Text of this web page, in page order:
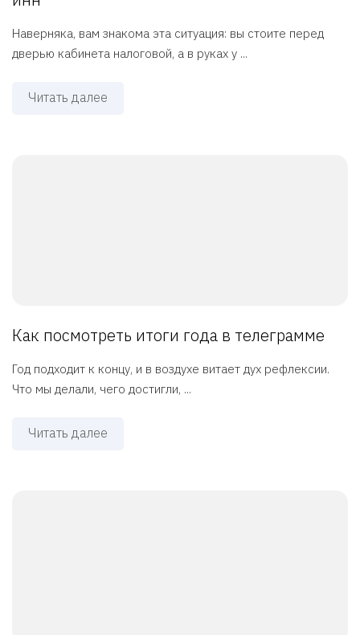
Наверняка, вам знакома эта ситуация: вы стоите перед
дверью кабинета налоговой, а в руках у ...
Читать далее
Как посмотреть итоги года в телеграмме
Год подходит к концу, и в воздухе витает дух рефлексии.
Что мы делали, чего достигли, ...
Читать далее